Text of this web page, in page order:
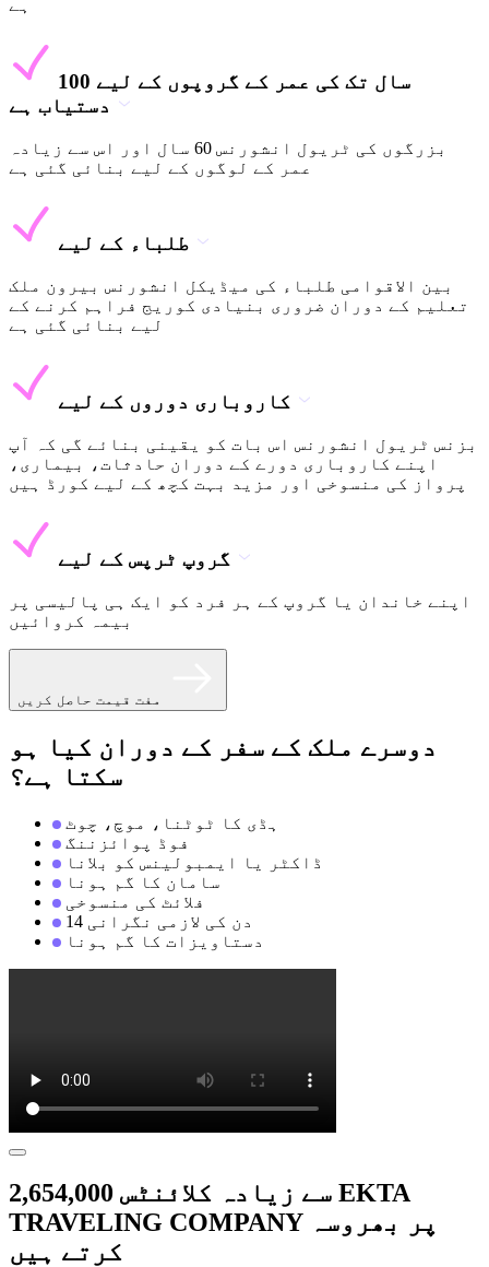
ہے
100 سال تک کی عمر کے گروپوں کے لیے
دستیاب ہے
بزرگوں کی ٹریول انشورنس 60 سال اور اس سے زیادہ
عمر کے لوگوں کے لیے بنائی گئی ہے
طلباء کے لیے
بین الاقوامی طلباء کی میڈیکل انشورنس بیرون ملک
تعلیم کے دوران ضروری بنیادی کوریج فراہم کرنے کے
لیے بنائی گئی ہے
کاروباری دوروں کے لیے
بزنس ٹریول انشورنس اس بات کو یقینی بنائے گی کہ آپ
اپنے کاروباری دورے کے دوران حادثات، بیماری،
پرواز کی منسوخی اور مزید بہت کچھ کے لیے کورڈ ہیں
گروپ ٹرپس کے لیے
اپنے خاندان یا گروپ کے ہر فرد کو ایک ہی پالیسی پر
بیمہ کروائیں
مفت قیمت حاصل کریں
دوسرے ملک کے سفر کے دوران کیا ہو
سکتا ہے؟
ہڈی کا ٹوٹنا، موچ، چوٹ
فوڈ پوائزننگ
ڈاکٹر یا ایمبولینس کو بلانا
سامان کا گم ہونا
فلائٹ کی منسوخی
14 دن کی لازمی نگرانی
دستاویزات کا گم ہونا
2,654,000 سے زیادہ کلائنٹس EKTA
TRAVELING COMPANY پر بھروسہ
کرتے ہیں